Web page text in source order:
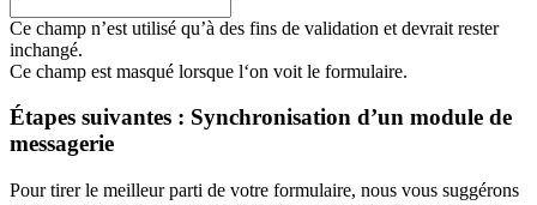
Ce champ n’est utilisé qu’à des fins de validation et devrait rester
inchangé.
Ce champ est masqué lorsque l‘on voit le formulaire.
Étapes suivantes : Synchronisation d’un module de
messagerie
Pour tirer le meilleur parti de votre formulaire, nous vous suggérons